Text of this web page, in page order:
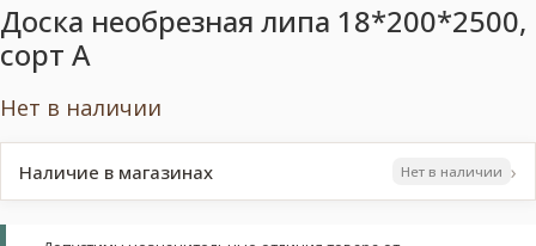
Доска необрезная липа 18*200*2500,
сорт А
Нет в наличии
Наличие в магазинах Нет в наличии ›